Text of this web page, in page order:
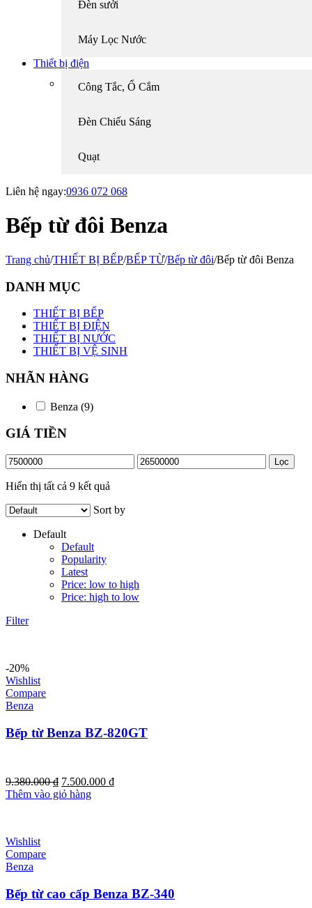
Đèn sưởi
Máy Lọc Nước
Thiết bị điện
Công Tắc, Ổ Cắm
Đèn Chiếu Sáng
Quạt
Liên hệ ngay:0936 072 068
Bếp từ đôi Benza
Trang chủ/THIẾT BỊ BẾP/BẾP TỪ/Bếp từ đôi/Bếp từ đôi Benza
DANH MỤC
THIẾT BỊ BẾP
THIẾT BỊ ĐIỆN
THIẾT BỊ NƯỚC
THIẾT BỊ VỆ SINH
NHÃN HÀNG
Benza (9)
GIÁ TIỀN
Giá
tối
thiểu
Giá
tối
Lọc
Hiển thị tất cả 9 kết quả
Sort by
Default
Default
Popularity
Latest
Price: low to high
Price: high to low
Filter
-20%
Wishlist
Compare
Benza
Bếp từ Benza BZ-820GT
9.380.000₫ Giá
gốc
7.500.000 ₫Giá
Thêm vào giỏ hàng
Wishlist
Compare
Benza
Bếp từ cao cấp Benza BZ-340